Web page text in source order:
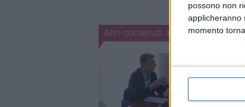
possono non
applicheranno
momento
Altri contenuti a tema